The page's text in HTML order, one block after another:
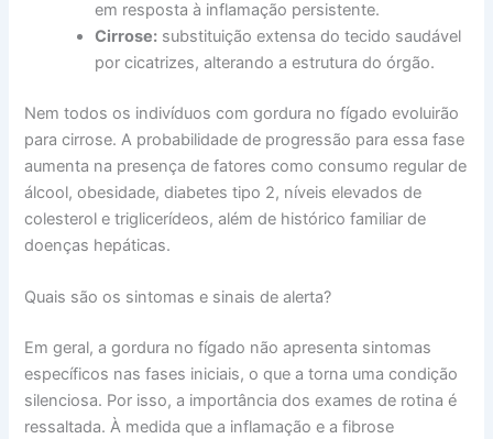
em resposta à inflamação persistente.
Cirrose: substituição extensa do tecido saudável
por cicatrizes, alterando a estrutura do órgão.
Nem todos os indivíduos com gordura no fígado evoluirão
para cirrose. A probabilidade de progressão para essa fase
aumenta na presença de fatores como consumo regular de
álcool, obesidade, diabetes tipo 2, níveis elevados de
colesterol e triglicerídeos, além de histórico familiar de
doenças hepáticas.
Quais são os sintomas e sinais de alerta?
Em geral, a gordura no fígado não apresenta sintomas
específicos nas fases iniciais, o que a torna uma condição
silenciosa. Por isso, a importância dos exames de rotina é
ressaltada. À medida que a inflamação e a fibrose